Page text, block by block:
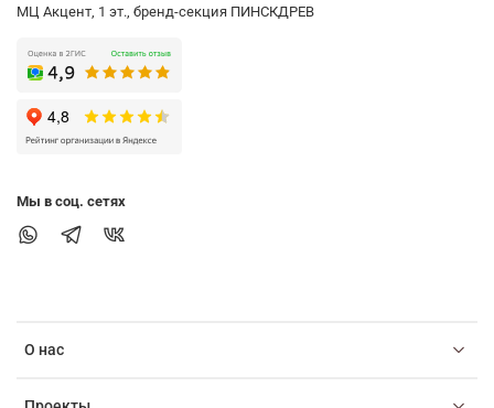
О нас
МЦ Акцент, 1 эт., бренд-секция ПИНСКДРЕВ
Мы в соц. сетях